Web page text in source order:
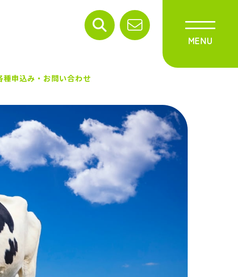
種申込み・お問い合わせ